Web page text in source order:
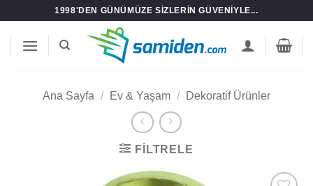
1998'DEN GÜNÜMÜZE SIZLERIN GÜVENIYLE...
Ana Sayfa / Ev & Yaşam / Dekoratif Ürünler
FILTRELE